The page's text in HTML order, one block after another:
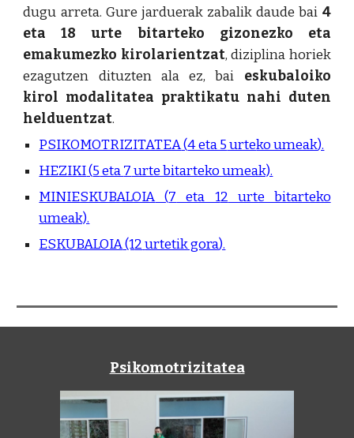
dugu arreta. Gure jarduerak zabalik daude bai 4
eta 18 urte bitarteko gizonezko eta
emakumezko kirolarientzat, diziplina horiek
ezagutzen dituzten ala ez, bai eskubaloiko
kirol modalitatea praktikatu nahi duten
helduentzat.
PSIKOMOTRIZITATEA(4 eta 5urteko umeak).
HEZIKI(5eta7urte bitarteko umeak).
MINIESKUBALOIA(7 eta 12 urte bitarteko
umeak).
ESKUBALOIA(12 urtetik gora).
Psikomotrizitatea